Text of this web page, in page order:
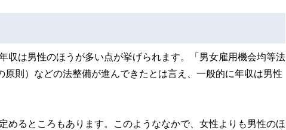
収は男性のほうが多い点が挙げられます。「男女雇用機会均等法
則）などの法整備が進んできたとは言え、一般的に年収は男性
めるところもあります。このようななかで、女性よりも男性のほ